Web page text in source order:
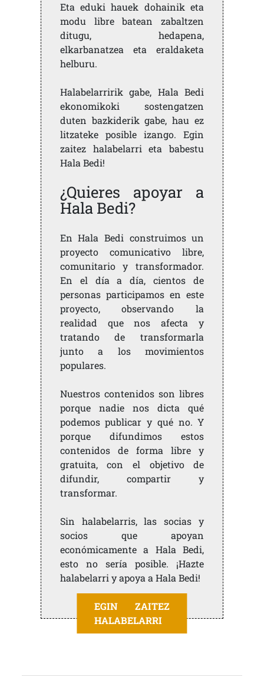
Eta eduki hauek dohainik eta
modu libre batean zabaltzen
ditugu, hedapena,
elkarbanatzea eta eraldaketa
helburu.
Halabelarririk gabe, Hala Bedi
ekonomikoki sostengatzen
duten bazkiderik gabe, hau ez
litzateke posible izango. Egin
zaitez halabelarri eta babestu
Hala Bedi!
¿Quieres apoyar a
Hala Bedi?
En Hala Bedi construimos un
proyecto comunicativo libre,
comunitario y transformador.
En el día a día, cientos de
personas participamos en este
proyecto, observando la
realidad que nos afecta y
tratando de transformarla
junto a los movimientos
populares.
Nuestros contenidos son libres
porque nadie nos dicta qué
podemos publicar y qué no. Y
porque difundimos estos
contenidos de forma libre y
gratuita, con el objetivo de
difundir, compartir y
transformar.
Sin halabelarris, las socias y
socios que apoyan
económicamente a Hala Bedi,
esto no sería posible. ¡Hazte
halabelarri y apoya a Hala Bedi!
EGIN ZAITEZ
HALABELARRI